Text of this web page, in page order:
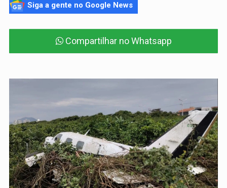
Siga a gente no Google News
Compartilhar no Whatsapp